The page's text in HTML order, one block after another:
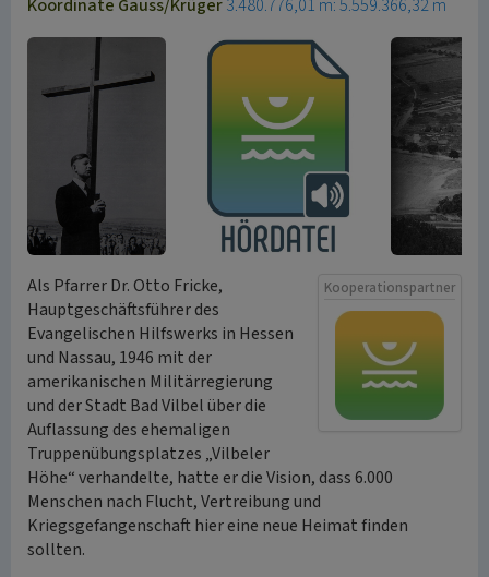
Koordinate Gauss/Krüger3.480.776,01 m: 5.559.366,32 m
Kooperationspartner
Als Pfarrer Dr. Otto Fricke,
Hauptgeschäftsführer des
Evangelischen Hilfswerks in Hessen
und Nassau, 1946 mit der
amerikanischen Militärregierung
und der Stadt Bad Vilbel über die
Auflassung des ehemaligen
Truppenübungsplatzes „Vilbeler
Höhe“ verhandelte, hatte er die Vision, dass 6.000
Menschen nach Flucht, Vertreibung und
Kriegsgefangenschaft hier eine neue Heimat finden
sollten.